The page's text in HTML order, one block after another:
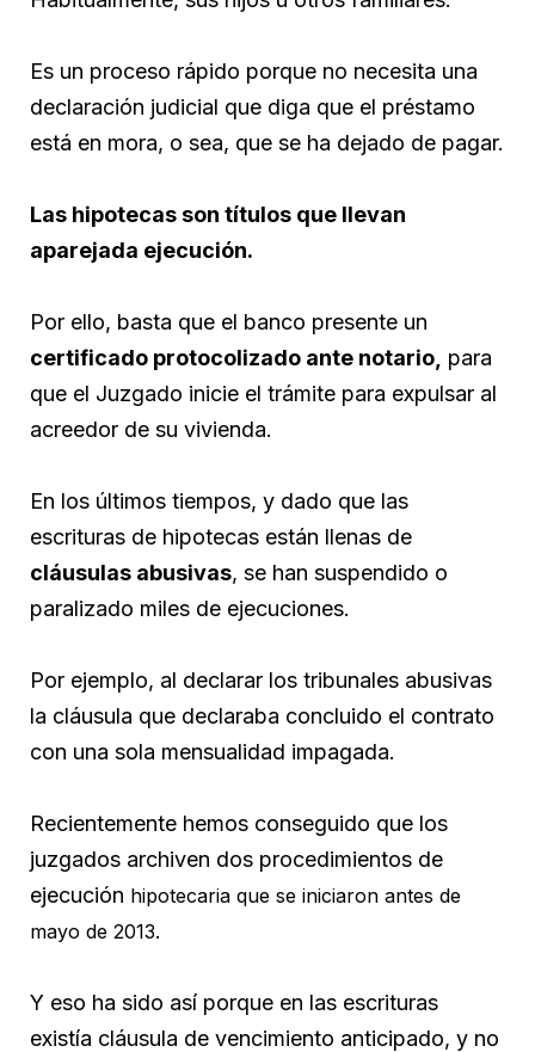
Es un proceso rápido porque no necesita una
declaración judicial que diga que el préstamo
está en mora, o sea, que se ha dejado de pagar.
Las hipotecas son títulos que llevan
aparejada ejecución.
Por ello, basta que el banco presente un
certificado protocolizado ante notario, para
que el Juzgado inicie el trámite para expulsar al
acreedor de su vivienda.
En los últimos tiempos, y dado que las
escrituras de hipotecas están llenas de
cláusulas abusivas, se han suspendido o
paralizado miles de ejecuciones.
Por ejemplo, al declarar los tribunales abusivas
la cláusula que declaraba concluido el contrato
con una sola mensualidad impagada.
Recientemente hemos conseguido que los
juzgados archiven dos procedimientos de
ejecución hipotecaria que se iniciaron antes de
mayo de 2013.
Y eso ha sido así porque en las escrituras
existía cláusula de vencimiento anticipado, y no